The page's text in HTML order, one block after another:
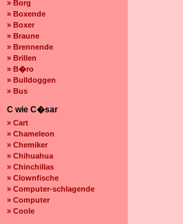
» Borg
» Boxende
» Boxer
» Braune
» Brennende
» Brillen
» B�ro
» Bulldoggen
» Bus
C wie C�sar
» Cart
» Chameleon
» Chemiker
» Chihuahua
» Chinchillas
» Clownfische
» Computer-schlagende
» Computer
» Coole